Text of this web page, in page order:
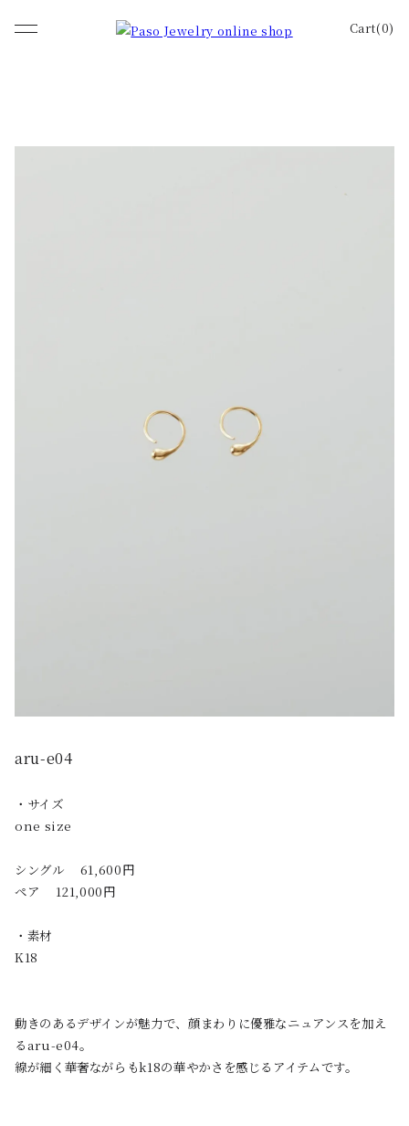
Cart(0)
aru-e04
・サイズ
one size
シングル 61,600円
ペア 121,000円
・素材
K18
動きのあるデザインが魅力で、顔まわりに優雅なニュアンスを加え
るaru-e04。
線が細く華奢ながらもk18の華やかさを感じるアイテムです。